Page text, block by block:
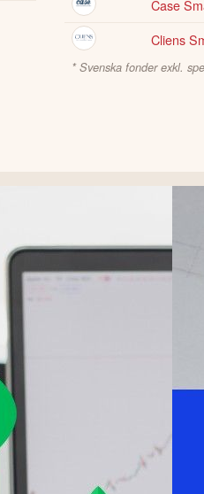
Case
Cliens
* Svenska fonder exkl.